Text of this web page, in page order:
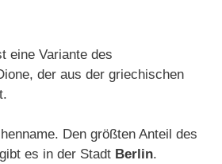
eine Variante des
der aus der griechischen
Den größten Anteil des
es in der Stadt Berlin.